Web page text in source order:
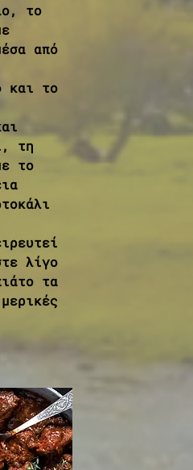
το
από
και το
τη
το
λίγο
τα